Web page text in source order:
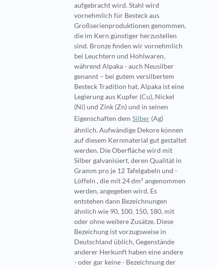
aufgebracht wird. Stahl wird
vornehmlich für Besteck aus
Großserienproduktionen genommen,
die im Kern günstiger herzustellen
sind. Bronze finden wir vornehmlich
bei Leuchtern und Hohlwaren,
während Alpaka - auch Neusilber
genannt – bei gutem versilbertem
Besteck Tradition hat. Alpaka ist eine
Legierung aus Kupfer (Cu), Nickel
(Ni) und Zink (Zn) und in seinen
Eigenschaften demSilber (Ag)
ähnlich. Aufwändige Dekore können
auf diesem Kernmaterial gut gestaltet
werden. Die Oberfläche wird mit
Silber galvanisiert, deren Qualität in
Gramm pro je 12 Tafelgabeln und -
Löffeln , die mit 24 dm² angenommen
werden, angegeben wird. Es
entstehen dann Bezeichnungen
ähnlich wie 90, 100, 150, 180, mit
oder ohne weitere Zusätze. Diese
Bezeichung ist vorzugsweise in
Deutschland üblich, Gegenstände
anderer Herkunft haben eine andere
- oder gar keine - Bezeichnung der